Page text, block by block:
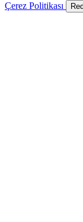
Çerez Politikası